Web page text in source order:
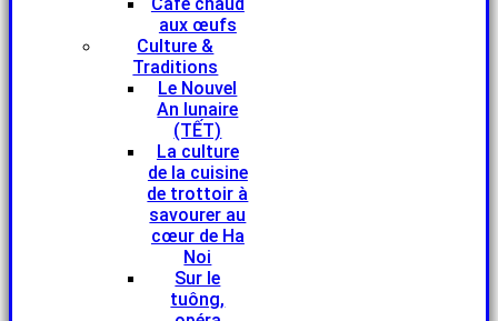
aux œufs
Culture &
Traditions
Le Nouvel
An lunaire
(TẾT)
La culture
de la cuisine
de trottoir à
savourer au
cœur de Ha
Noi
Sur le
tuông,